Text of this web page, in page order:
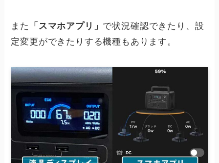
また 「スマホアプリ」 で状況確認できたり、設
定変更ができたりする機種もあります。